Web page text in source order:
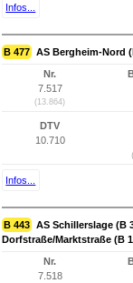
Infos...
B 477 AS Bergheim-Nord
Nr.
7.517
(13.864)
DTV
10.710
Infos...
B 443 AS Schillerslage (B
Dorfstraße/Marktstraße (B
Nr.
7.518